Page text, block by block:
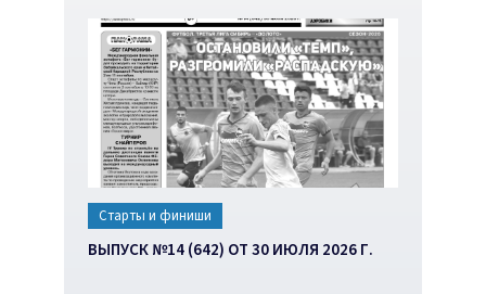
Старты и финиши
ВЫПУСК №14 (642) ОТ 30 ИЮЛЯ 2026 Г.